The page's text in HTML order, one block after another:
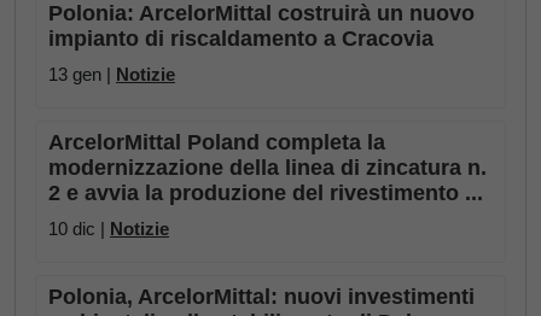
Polonia: ArcelorMittal costruirà un nuovo
impianto di riscaldamento a Cracovia
13 gen | Notizie
ArcelorMittal Poland completa la
modernizzazione della linea di zincatura n.
2 e avvia la produzione del rivestimento ...
10 dic | Notizie
Polonia, ArcelorMittal: nuovi investimenti